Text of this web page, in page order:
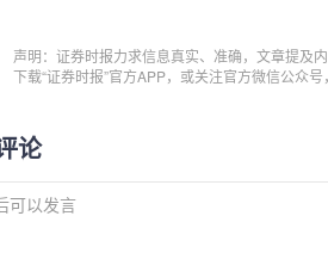
声明：证券时报力求信息真实、准确，文章提及
下载“证券时报”官方APP，或关注官方微信公众
论
可以发言